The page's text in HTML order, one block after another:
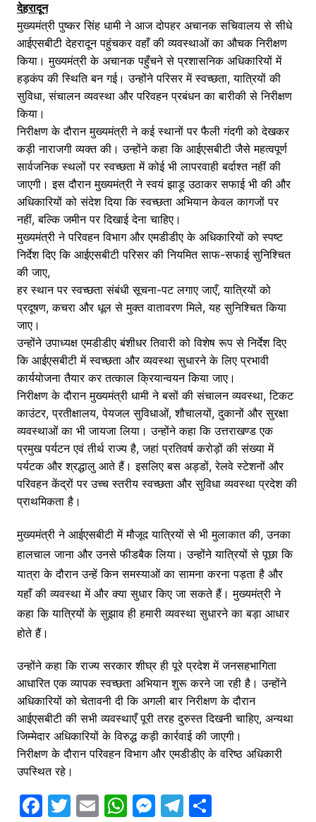
c
e
b
o
o
k
itt
er
ai
l
at
s
A
p
p
s
s
e
n
g
er
e
gr
a
m
ar
e
देहरादून
मुख्यमंत्री पुष्कर सिंह धामी ने आज दोपहर अचानक सचिवालय से सीधे
आईएसबीटी देहरादून पहुंचकर वहाँ की व्यवस्थाओं का औचक निरीक्षण
किया। मुख्यमंत्री के अचानक पहुँचने से प्रशासनिक अधिकारियों में
हड़कंप की स्थिति बन गई। उन्होंने परिसर में स्वच्छता, यात्रियों की
सुविधा, संचालन व्यवस्था और परिवहन प्रबंधन का बारीकी से निरीक्षण
किया।
निरीक्षण के दौरान मुख्यमंत्री ने कई स्थानों पर फैली गंदगी को देखकर
कड़ी नाराजगी व्यक्त की। उन्होंने कहा कि आईएसबीटी जैसे महत्वपूर्ण
सार्वजनिक स्थलों पर स्वच्छता में कोई भी लापरवाही बर्दाश्त नहीं की
जाएगी। इस दौरान मुख्यमंत्री ने स्वयं झाड़ू उठाकर सफाई भी की और
अधिकारियों को संदेश दिया कि स्वच्छता अभियान केवल कागजों पर
नहीं, बल्कि जमीन पर दिखाई देना चाहिए।
मुख्यमंत्री ने परिवहन विभाग और एमडीडीए के अधिकारियों को स्पष्ट
निर्देश दिए कि आईएसबीटी परिसर की नियमित साफ-सफाई सुनिश्चित
की जाए,
हर स्थान पर स्वच्छता संबंधी सूचना-पट लगाए जाएँ, यात्रियों को
प्रदूषण, कचरा और धूल से मुक्त वातावरण मिले, यह सुनिश्चित किया
जाए।
उन्होंने उपाध्यक्ष एमडीडीए बंशीधर तिवारी को विशेष रूप से निर्देश दिए
कि आईएसबीटी में स्वच्छता और व्यवस्था सुधारने के लिए प्रभावी
कार्ययोजना तैयार कर तत्काल क्रियान्वयन किया जाए।
निरीक्षण के दौरान मुख्यमंत्री धामी ने बसों की संचालन व्यवस्था, टिकट
काउंटर, प्रतीक्षालय, पेयजल सुविधाओं, शौचालयों, दुकानों और सुरक्षा
व्यवस्थाओं का भी जायजा लिया। उन्होंने कहा कि उत्तराखण्ड एक
प्रमुख पर्यटन एवं तीर्थ राज्य है, जहां प्रतिवर्ष करोड़ों की संख्या में
पर्यटक और श्रद्धालु आते हैं। इसलिए बस अड्डों, रेलवे स्टेशनों और
परिवहन केंद्रों पर उच्च स्तरीय स्वच्छता और सुविधा व्यवस्था प्रदेश की
प्राथमिकता है।
मुख्यमंत्री ने आईएसबीटी में मौजूद यात्रियों से भी मुलाकात की, उनका
हालचाल जाना और उनसे फीडबैक लिया। उन्होंने यात्रियों से पूछा कि
यात्रा के दौरान उन्हें किन समस्याओं का सामना करना पड़ता है और
यहाँ की व्यवस्था में और क्या सुधार किए जा सकते हैं। मुख्यमंत्री ने
कहा कि यात्रियों के सुझाव ही हमारी व्यवस्था सुधारने का बड़ा आधार
होते हैं।
उन्होंने कहा कि राज्य सरकार शीघ्र ही पूरे प्रदेश में जनसहभागिता
आधारित एक व्यापक स्वच्छता अभियान शुरू करने जा रही है। उन्होंने
अधिकारियों को चेतावनी दी कि अगली बार निरीक्षण के दौरान
आईएसबीटी की सभी व्यवस्थाएँ पूरी तरह दुरुस्त दिखनी चाहिए, अन्यथा
जिम्मेदार अधिकारियों के विरुद्ध कड़ी कार्रवाई की जाएगी।
निरीक्षण के दौरान परिवहन विभाग और एमडीडीए के वरिष्ठ अधिकारी
उपस्थित रहे।
F T E W M T S